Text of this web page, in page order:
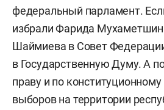
федеральный парламент.
избрали Фарида
Шаймиева в Совет
в Государственную Думу. А
праву и по
выборов на территории